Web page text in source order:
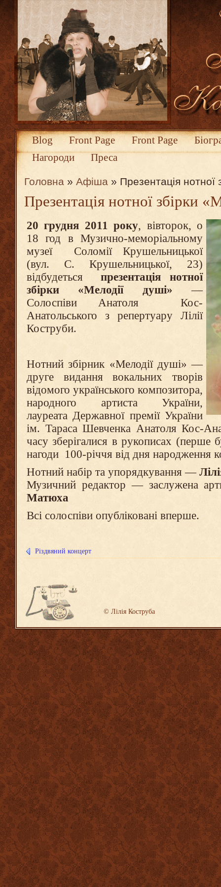
Blog Front Page Front Page
Нагороди
Преса
Головна » Афіша » Презентація нотної
Презентація нотної збірки
20 грудня 2011 року, вівторок, о
18 год в Музично-меморіальному
музеї Соломії Крушельницької
(вул. С. Крушельницької, 23)
відбудеться презентація нотної
збірки «Мелодії душі» —
Солоспіви Анатоля Кос-
Анатольського з репертуару Лілії
Коструби.
Нотний збірник «Мелодії душі» —
друге видання вокальних творів
відомого українського композитора,
народного артиста України,
лауреата Державної премії України
ім. Тараса Шевченка Анатоля Кос-
часу зберігалися в рукописах (перше
нагоди 100-річчя від дня народження
Нотний набір та упорядкування —
Музичний редактор — заслужена
Матюха
Всі солоспіви опубліковані вперше.
Різдвяний концерт
© Лілія Коструба